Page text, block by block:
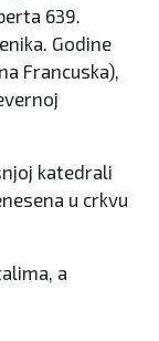
639.
Godine
Francuska),
katedrali
u crkvu
a